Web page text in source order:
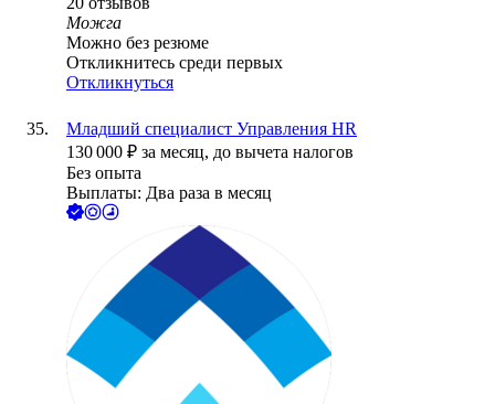
Можга
Можно без резюме
Откликнитесь среди первых
Откликнуться
Младший специалист Управления HR
130 000 ₽ за месяц, до вычета налогов
Без опыта
Выплаты: Два раза в месяц